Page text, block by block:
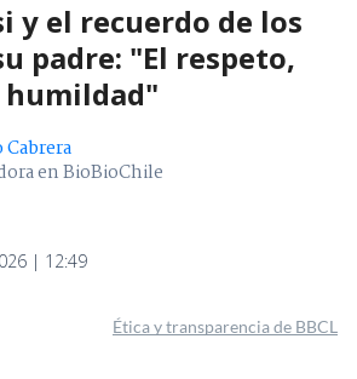
y el recuerdo de los
padre: "El respeto,
en BioBioChile
| 12:49
Ética y transparencia de BBCL